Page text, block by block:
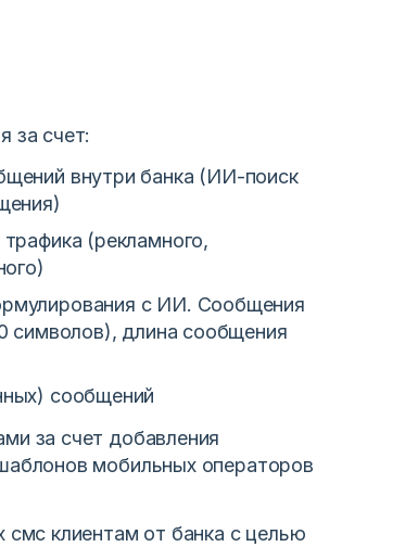
за счет:
внутри банка (ИИ-поиск
(рекламного,
с ИИ. Сообщения
символов), длина сообщения
сообщений
за счет добавления
мобильных операторов
смс клиентам от банка с целью